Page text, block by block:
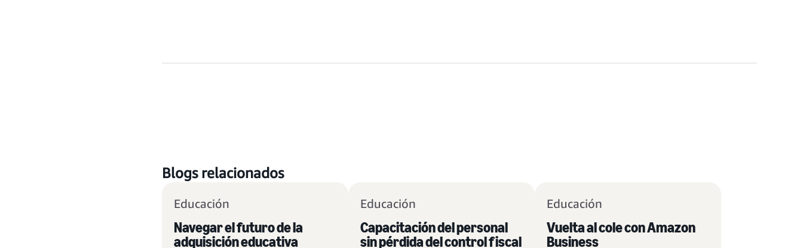
Blogs relacionados
Educación
Navegar el futuro de la
adquisición educativa
Educación
Capacitación del personal
sin pérdida del control fiscal
Educación
Vuelta al cole con Amazon
Business